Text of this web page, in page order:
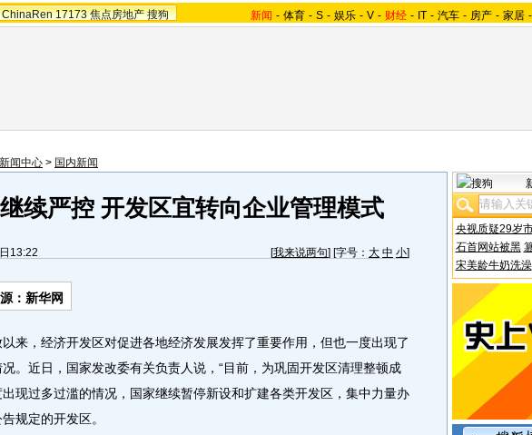
ChinaRen 17173 焦点房地产 搜狗 新闻 - 体育 - S - 娱乐 - V - 财经 - IT - 汽车 - 房产 - 家居 -
新闻中心 > 国内新闻
续严控 开发区宜转向企业管理模式
13:22 [我来说两句] [字号： 大 中 小]
：新华网
，经济开发区对促进各地经济发展发挥了重要作用，但也一度出现了
。近日，国家发改委有关负责人说，“目前，为巩固开发区清理整顿成
现过多过滥的情况，国家继续暂停新设和扩建各类开发区，集中力量办
规定的开发区。
央视质疑29岁
石首网站被黑
宋美龄牛奶洗澡